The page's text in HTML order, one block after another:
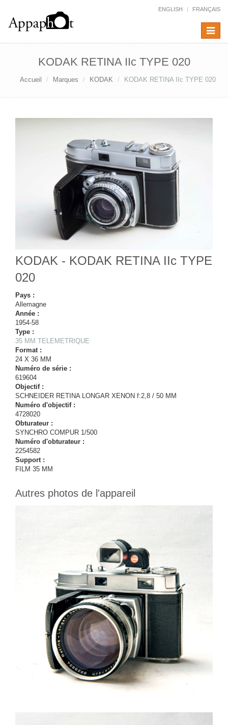
ENGLISH FRANÇAIS
Toggle
KODAK RETINA IIc TYPE 020
Accueil Marques KODAK KODAK RETINA IIc TYPE 020
KODAK - KODAK RETINA IIc TYPE
020
Pays :
Allemagne
Année :
1954-58
Type :
35 MM TELEMETRIQUE
Format :
24 X 36 MM
Numéro de série :
619604
Objectif :
SCHNEIDER RETINA LONGAR XENON f:2,8 / 50 MM
Numéro d'objectif :
4728020
Obturateur :
SYNCHRO COMPUR 1/500
Numéro d'obturateur :
2254582
Support :
FILM 35 MM
Autres photos de l'appareil